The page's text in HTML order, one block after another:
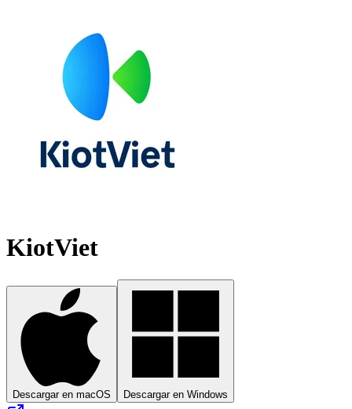
KiotViet
Descargar en macOS Descargar en Windows